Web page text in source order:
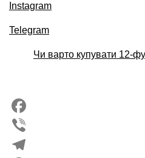
Instagram
Telegram
Чи варто купувати 12-
Facebook
Viber